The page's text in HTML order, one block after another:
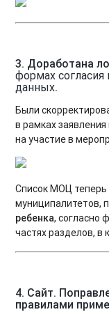
3. Доработана
формах согласия
данных.
Были
в рамках
на участие в
Список МОЦ
муниципалитетов,
ребенка, согласно
частях разделов, в
4. Сайт.
правилами